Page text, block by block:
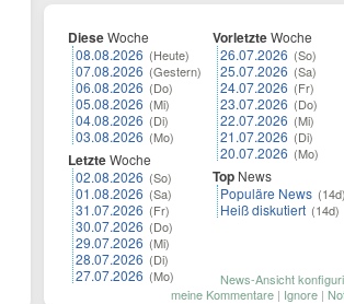
DieseWoche
08.08.2026 (Heute)
07.08.2026 (Gestern)
06.08.2026 (Do)
05.08.2026 (Mi)
04.08.2026 (Di)
03.08.2026 (Mo)
LetzteWoche
02.08.2026 (So)
01.08.2026 (Sa)
31.07.2026 (Fr)
30.07.2026 (Do)
29.07.2026 (Mi)
28.07.2026 (Di)
27.07.2026 (Mo)
VorletzteWoche
26.07.2026 (So)
25.07.2026 (Sa)
24.07.2026 (Fr)
23.07.2026 (Do)
22.07.2026 (Mi)
21.07.2026 (Di)
20.07.2026 (Mo)
Top News
Populäre News (14d)
Heiß diskutiert (14d)
News-Ansicht
meine Kommentare | Ignore |